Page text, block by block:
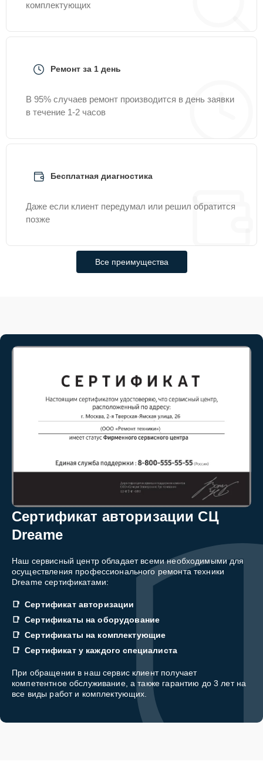
комплектующих
Ремонт за 1 день
В 95% случаев ремонт производится в день заявки
в течение 1-2 часов
Бесплатная диагностика
Даже если клиент передумал или решил обратится
позже
Все преимущества
Сертификат авторизации СЦ
Dreame
Наш сервисный центр обладает всеми необходимыми для
осуществления профессионального ремонта техники
Dreame сертификатами:
Сертификат авторизации
Сертификаты на оборудование
Сертификаты на комплектующие
Сертификат у каждого специалиста
При обращении в наш сервис клиент получает
компетентное обслуживание, а также гарантию до 3 лет на
все виды работ и комплектующих.